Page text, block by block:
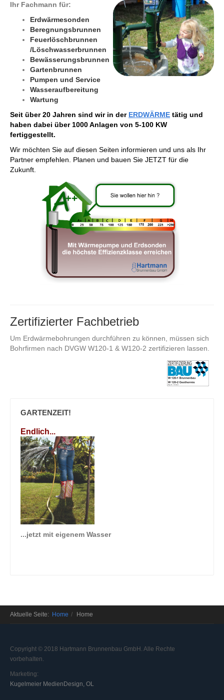
Ihr Fachmann für:
Erdwärmesonden
Beregnungsbrunnen
Feuerlöschbrunnen
/Löschwasserbrunnen
Bewässerungsbrunnen
Gartenbrunnen
Pumpen und Service
Wasseraufbereitung
Wartung
Seit über 20 Jahren sind wir in der ERDWÄRME tätig und
haben dabei über 1000 Anlagen von 5-100 KW
fertiggestellt.
Wir möchten Sie auf diesen Seiten informieren und uns als Ihr
Partner empfehlen. Planen und bauen Sie JETZT für die
Zukunft.
Zertifizierter Fachbetrieb
Um Erdwärmebohrungen durchführen zu können, müssen sich
Bohrfirmen nach DVGW W120-1 & W120-2 zertifizieren lassen.
GARTENZEIT!
Endlich...
...jetzt mit eigenem Wasser
Aktuelle Seite: Home Home
Copyright © 2018 Hartmann Brunnenbau GmbH. Alle Rechte
vorbehalten.
Marketing:
Kugelmeier MedienDesign, OL